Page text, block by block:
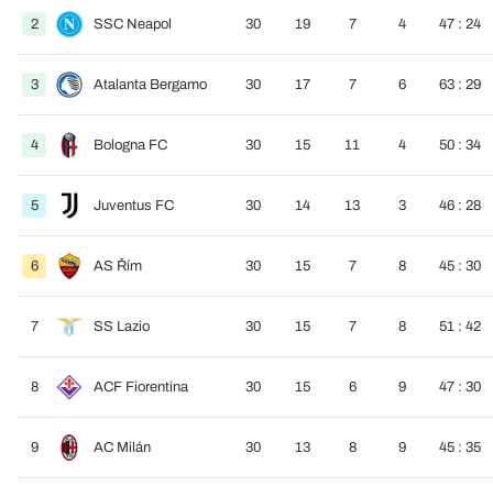
2 SSC Neapol 30 19 7 4 47 : 24
3 Atalanta Bergamo 30 17 7 6 63 : 29
4 Bologna FC 30 15 11 4 50 : 34
5 Juventus FC 30 14 13 3 46 : 28
6 AS Řím 30 15 7 8 45 : 30
7 SS Lazio 30 15 7 8 51 : 42
8 ACF Fiorentina 30 15 6 9 47 : 30
9 AC Milán 30 13 8 9 45 : 35